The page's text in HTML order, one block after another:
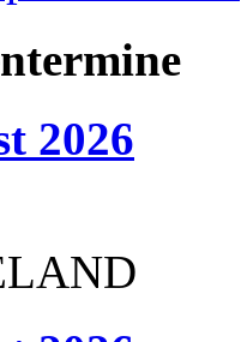
2026